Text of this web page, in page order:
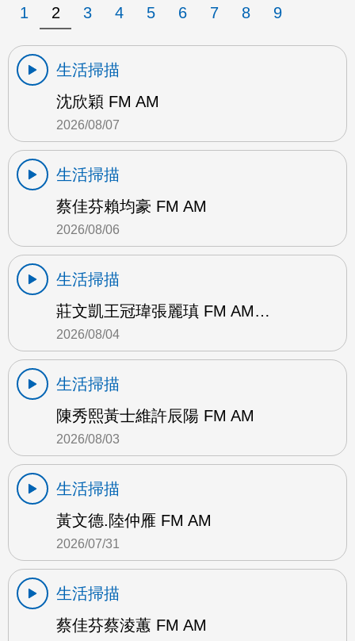
1 2 3 4 5 6 7 8 9
生活掃描
沈欣穎 FM AM
2026/08/07
生活掃描
蔡佳芬賴均豪 FM AM
2026/08/06
生活掃描
莊文凱王冠瑋張麗瑱 FM AM…
2026/08/04
生活掃描
陳秀熙黃士維許辰陽 FM AM
2026/08/03
生活掃描
黃文德.陸仲雁 FM AM
2026/07/31
生活掃描
蔡佳芬蔡淩蕙 FM AM